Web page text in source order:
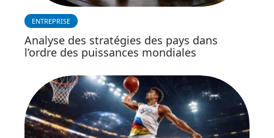
ENTREPRISE
Analyse des stratégies des pays dans
l’ordre des puissances mondiales